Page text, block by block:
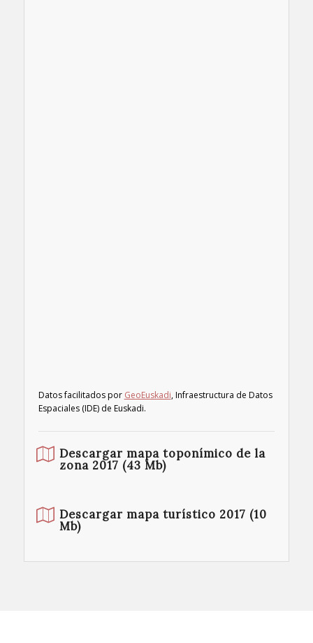
Datos facilitados por GeoEuskadi, Infraestructura de Datos
Espaciales (IDE) de Euskadi.
Descargar mapa toponímico de la
zona 2017 (43 Mb)
Descargar mapa turístico 2017 (10
Mb)